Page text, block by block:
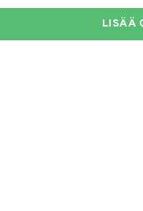
LISÄÄ